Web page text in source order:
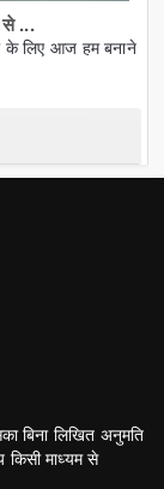
से ...
के लिए आज हम बनाने
बिना लिखित अनुमति
किसी माध्यम से